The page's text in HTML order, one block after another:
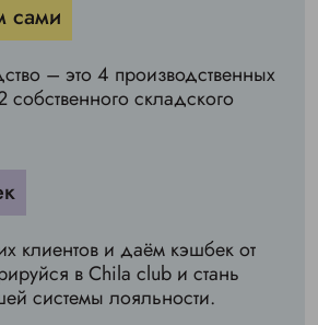
сами
– это 4 производственных
складского
клиентов и даём кэшбек от
в Chila club и стань
системы лояльности.